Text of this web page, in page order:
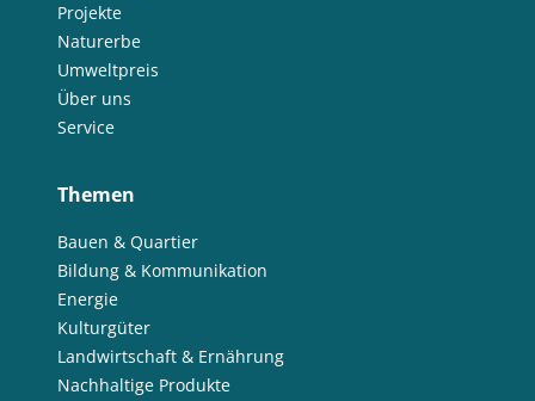
Projekte
Naturerbe
Umweltpreis
Über uns
Service
Themen
Bauen & Quartier
Bildung & Kommunikation
Energie
Kulturgüter
Landwirtschaft & Ernährung
Nachhaltige Produkte